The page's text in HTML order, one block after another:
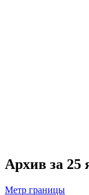
Архив за 25
Метр границы